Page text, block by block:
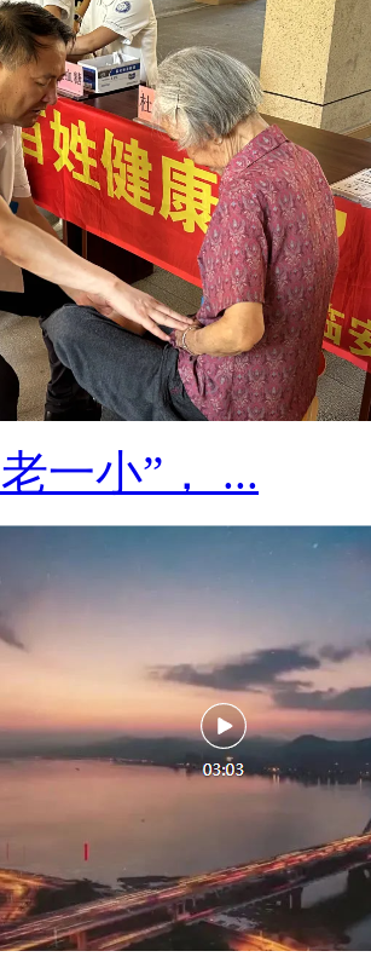
一小”， ...